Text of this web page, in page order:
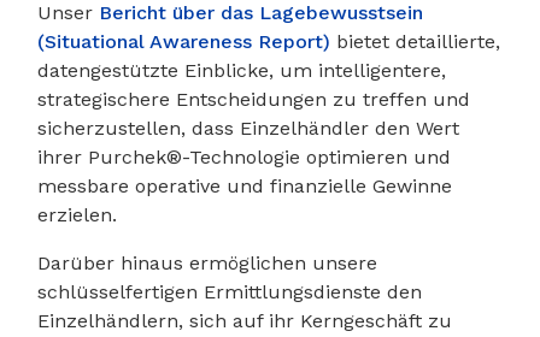
Unser Bericht über das Lagebewusstsein
(Situational Awareness Report) bietet detaillierte,
datengestützte Einblicke, um intelligentere,
strategischere Entscheidungen zu treffen und
sicherzustellen, dass Einzelhändler den Wert
ihrer Purchek®-Technologie optimieren und
messbare operative und finanzielle Gewinne
erzielen.
Darüber hinaus ermöglichen unsere
schlüsselfertigen Ermittlungsdienste den
Einzelhändlern, sich auf ihr Kerngeschäft zu